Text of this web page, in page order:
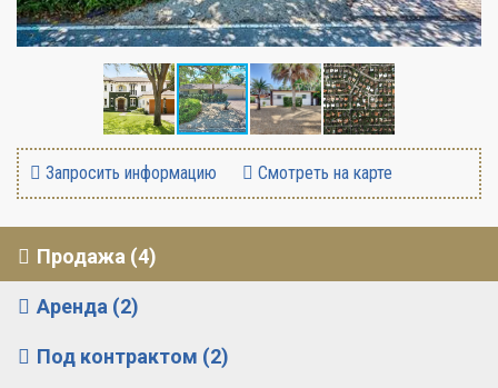
Запросить информацию Смотреть на карте
Продажа (4)
Аренда (2)
Под контрактом (2)